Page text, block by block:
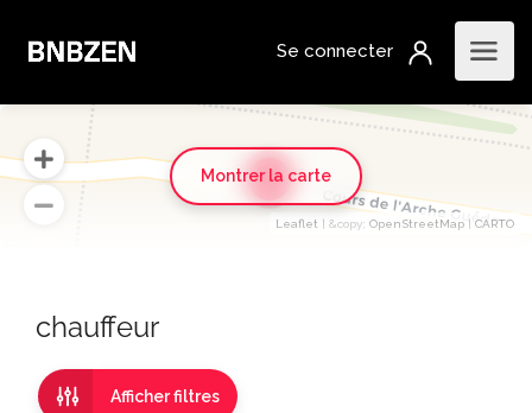
chauffeur
Afficher filtres
6
Leaflet | &​copy; OpenStreetMap | CARTO
Montrer la carte